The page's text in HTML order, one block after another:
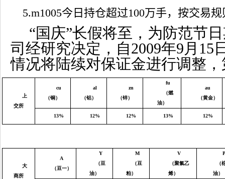
5.m1005今日持仓超过100万手，按交易
“国庆”长假将至，为防范节
司经研究决定，自2009年9 月 15
情况将陆续对保证金进行调整
上
交所
cu
（铜）
al
（铝）
zn
（锌）
fu
（燃
油）
au
（黄金）
13% 12% 12% 13% 12%
大
商所
A
（豆一）
Y
（豆
油）
M
（豆
粕）
V
（聚氯乙
烯）
P
（
油）